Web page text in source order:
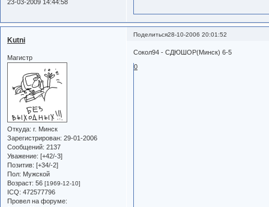
23-03-2009 14:44:58
Поделиться28-10-2006 20:01:52
Kutni
Магистр
Откуда: г. Минск
Зарегистрирован: 29-01-2006
Сообщений: 2137
Уважение: [+42/-3]
Позитив: [+34/-2]
Пол: Мужской
Возраст: 56 [1969-12-10]
ICQ: 472577796
Провел на форуме:
Сокол94 - СДЮШОР(Минск) 6-5
0